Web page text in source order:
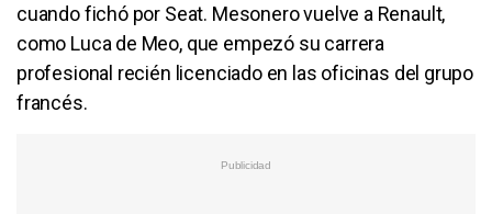
cuando fichó por Seat. Mesonero vuelve a Renault,
como Luca de Meo, que empezó su carrera
profesional recién licenciado en las oficinas del grupo
francés.